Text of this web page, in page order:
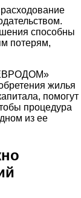
способны
потерям,
жилья
помогут
процедура
из ее